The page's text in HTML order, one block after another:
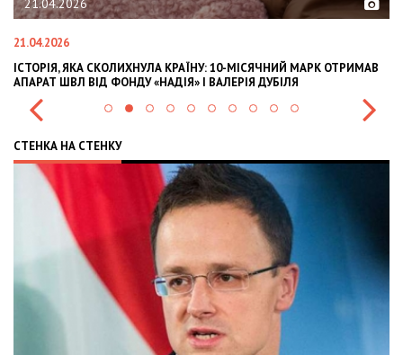
21.04.2026
ІСТОРІЯ, ЯКА СКОЛИХНУЛА КРАЇНУ: 10-МІСЯЧНИЙ МАРК ОТРИМАВ
АПАРАТ ШВЛ ВІД ФОНДУ «НАДІЯ» І ВАЛЕРІЯ ДУБІЛЯ
СТЕНКА НА СТЕНКУ